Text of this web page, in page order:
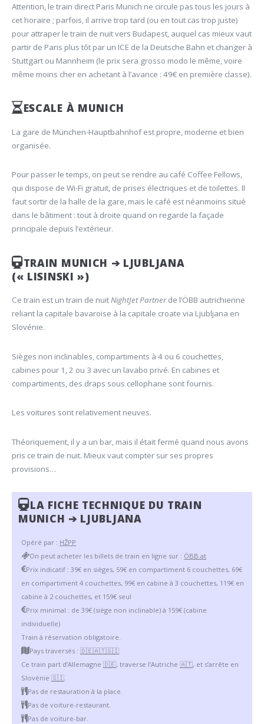
Attention, le train direct Paris Munich ne circule pas tous les jours à
cet horaire ; parfois, il arrive trop tard (ou en tout cas trop juste)
pour attraper le train de nuit vers Budapest, auquel cas mieux vaut
partir de Paris plus tôt par un ICE de la Deutsche Bahn et changer à
Stuttgart ou Mannheim (le prix sera grosso modo le même, voire
même moins cher en achetant à l’avance : 49€ en première classe).
ESCALE À MUNICH
La gare de München-Hauptbahnhof est propre, moderne et bien
organisée.
Pour passer le temps, on peut se rendre au café Coffee Fellows,
qui dispose de Wi-Fi gratuit, de prises électriques et de toilettes. Il
faut sortir de la halle de la gare, mais le café est néanmoins situé
dans le bâtiment : tout à droite quand on regarde la façade
principale depuis l’extérieur.
TRAIN MUNICH ➔ LJUBLJANA
(« LISINSKI »)
Ce train est un train de nuitNightJet Partnerde l’ÖBB autrichienne
reliant la capitale bavaroise à la capitale croate via Ljubljana en
Slovénie.
Sièges non inclinables, compartiments à 4 ou 6 couchettes,
cabines pour 1, 2 ou 3 avec un lavabo privé. En cabines et
compartiments, des draps sous cellophane sont fournis.
Les voitures sont relativement neuves.
Théoriquement, il y a un bar, mais il était fermé quand nous avons
pris ce train de nuit. Mieux vaut compter sur ses propres
provisions…
LA FICHE TECHNIQUE DU TRAIN
MUNICH ➔ LJUBLJANA
Opéré par : HŽPP
On peut acheter les billets de train en ligne sur : ÖBB.at
Prix indicatif : 39€ en sièges, 59€ en compartiment 6 couchettes, 69€
en compartiment 4 couchettes, 99€ en cabine à 3 couchettes, 119€ en
cabine à 2 couchettes, et 159€ seul
Prix minimal : de 39€ (siège non inclinable) à 159€ (cabine
individuelle)
Train à réservation obligatoire.
Pays traversés :🇩🇪🇦🇹🇸🇮
Ce train part d’Allemagne🇩🇪, traverse l’Autriche🇦🇹, et s’arrête en
Slovénie🇸🇮.
Pas de restauration à la place.
Pas de voiture-restaurant.
Pas de voiture-bar.